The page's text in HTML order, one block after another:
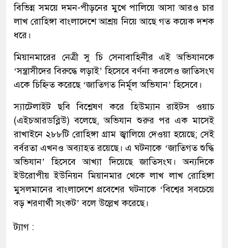
বিভিন্ন সময়ে দমন-পীড়নের মুখে পালিয়ে আসা আরও চার
লাখ রোহিঙ্গা বাংলাদেশে আশ্রয় নিয়ে আছে গত কয়েক দশক
ধরে।
মিয়ানমারের নেত্রী সু চি সেনাবাহিনীর এই অভিযানকে
‘সন্ত্রাসীদের বিরুদ্ধে লড়াই’ হিসেবে বর্ণনা করলেও জাতিসংঘ
একে চিহ্নিত করেছে ‘জাতিগত নির্মূল অভিযান’ হিসেবে।
স্যাটেলাইট ছবি বিশ্লেষণ করে হিউম্যান রাইটস ওয়াচ
(এইচআরডব্লিউ) বলেছে, অভিযান শুরুর পর এক মাসেই
রাখাইনে ২৮৮টি রোহিঙ্গা গ্রাম জ্বালিয়ে দেওয়া হয়েছে; সেই
বর্বরতা এখনও অব্যাহত রয়েছে। এ ঘটনাকে ‘জাতিগত শুদ্ধি
অভিযান’ হিসেবে আখ্যা দিয়েছে জাতিসংঘ। অন্যদিকে
ইউরোপীয় ইউনিয়ন মিয়ানমার থেকে লাখ লাখ রোহিঙ্গা
মুসলমানের বাংলাদেশে প্রবেশের ঘটনাকে ‘বিশ্বের সবচেয়ে
বড় শরণার্থী সংকট’ বলে উল্লেখ করেছে।
ট্যাগ :